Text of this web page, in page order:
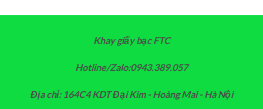
Khay giấy bạc FTC
Hotline/Zalo:0943.389.057
Địa chỉ: 164C4 KDT Đại Kim - Hoàng Mai - Hà Nội